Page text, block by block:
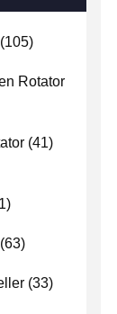
(105)
Rotator
(41)
(63)
(33)